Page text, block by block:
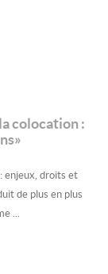
colocation :
enjeux, droits et
de plus en plus
...